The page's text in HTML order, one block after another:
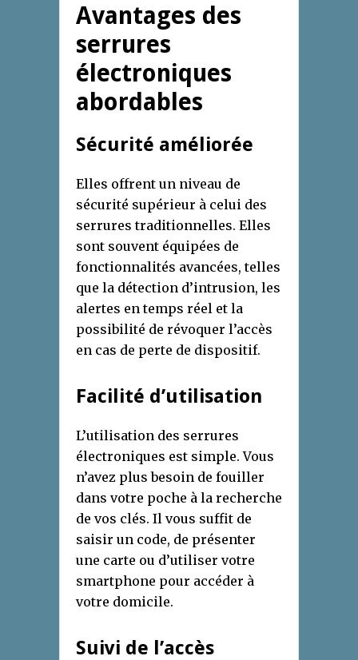
Avantages des
serrures
électroniques
abordables
Sécurité améliorée
Elles offrent un niveau de
sécurité supérieur à celui des
serrures traditionnelles. Elles
sont souvent équipées de
fonctionnalités avancées, telles
que la détection d’intrusion, les
alertes en temps réel et la
possibilité de révoquer l’accès
en cas de perte de dispositif.
Facilité d’utilisation
L’utilisation des serrures
électroniques est simple. Vous
n’avez plus besoin de fouiller
dans votre poche à la recherche
de vos clés. Il vous suffit de
saisir un code, de présenter
une carte ou d’utiliser votre
smartphone pour accéder à
votre domicile.
Suivi de l’accès